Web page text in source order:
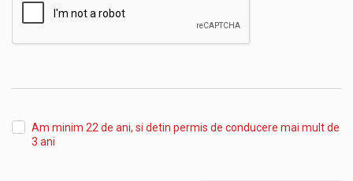
zborului,
Am minim 22 de ani, si detin permis de conducere mai mult de
3 ani